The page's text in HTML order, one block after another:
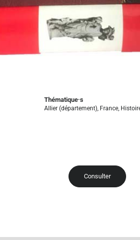
Thématique·s
Allier (département) France
Consulter